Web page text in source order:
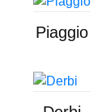
Piaggio